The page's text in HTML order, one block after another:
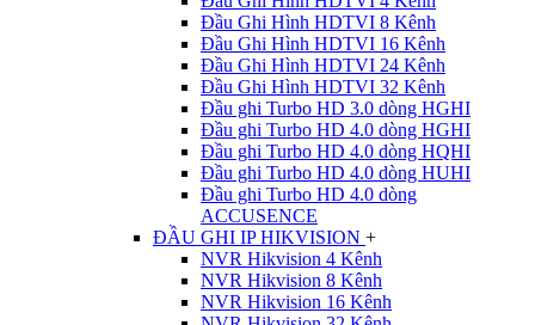
Đầu Ghi Hình HDTVI 8 Kênh
Đầu Ghi Hình HDTVI 16 Kênh
Đầu Ghi Hình HDTVI 24 Kênh
Đầu Ghi Hình HDTVI 32 Kênh
Đầu ghi Turbo HD 3.0 dòng HGHI
Đầu ghi Turbo HD 4.0 dòng HGHI
Đầu ghi Turbo HD 4.0 dòng HQHI
Đầu ghi Turbo HD 4.0 dòng HUHI
Đầu ghi Turbo HD 4.0 dòng
ACCUSENCE
ĐẦU GHI IP HIKVISION +
NVR Hikvision 4 Kênh
NVR Hikvision 8 Kênh
NVR Hikvision 16 Kênh